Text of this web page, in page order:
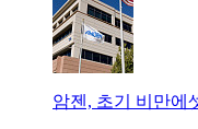
암젠, 초기 비만에